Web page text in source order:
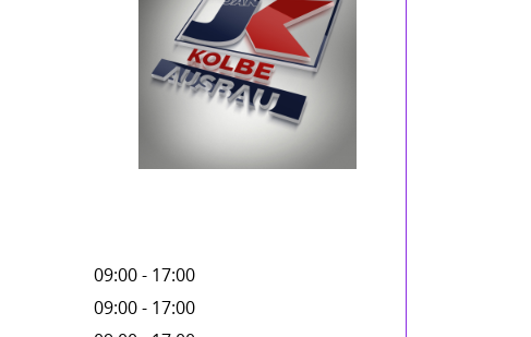
09:00 - 17:00
09:00 - 17:00